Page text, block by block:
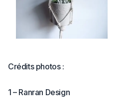
Crédits photos :
1 – Ranran Design